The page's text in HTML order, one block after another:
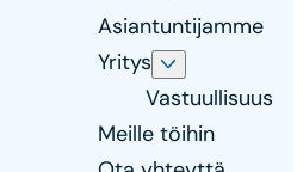
Asiantuntijamme
Yritys
Vastuullisuus
Meille töihin